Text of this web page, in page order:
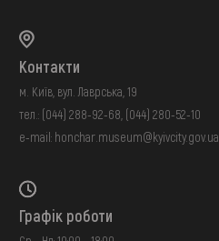
Контакти
м. Київ, вул. Лаврська, 19
тел.: (044) 288-92-68 (044) 280-52-10
e-mail: honchar.museum@kyivcity.gov.ua
Графік роботи